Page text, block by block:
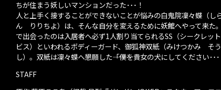
ちが住まう妖しいマンションだった･･･！
人と上手く接することができないことが悩みの白鬼院凜々蝶（し
ん りりちよ）は、そんな自分を変えるために妖館へやって来た
で出会ったのは入居者へ必ず1人割り当てられるSS（シークレッ
ビス）といわれるボディーガード、御狐神双紙（みけつかみ そ
し）。双紙は凜々蝶へ懇願した―――「僕を貴女の犬にしてください･･
STAFF